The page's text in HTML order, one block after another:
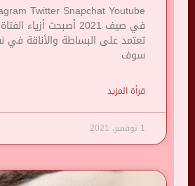
في صيف 2021 أصبحت أزياء
تعتمد على البساطة والأناقة في
سوف
قرأة المزيد
1 نوفمبر، 2021